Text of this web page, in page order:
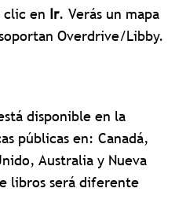
clic en Ir. Verás un mapa
Overdrive/Libby.
disponible en la
públicas en: Canadá,
Australia y Nueva
libros será diferente